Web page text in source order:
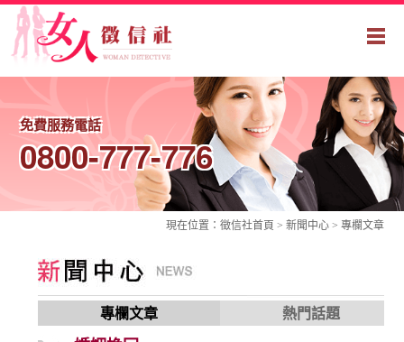
免費服務電話
0800-777-776
現在位置： 徵信社首頁 > 新聞中心 > 專欄文章
專欄文章 熱門話題